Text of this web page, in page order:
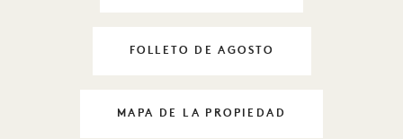
FOLLETO DE AGOSTO
DAYLIFE EL 1
MAPA DE LA PROPIEDAD
DAYLIFE EL 1